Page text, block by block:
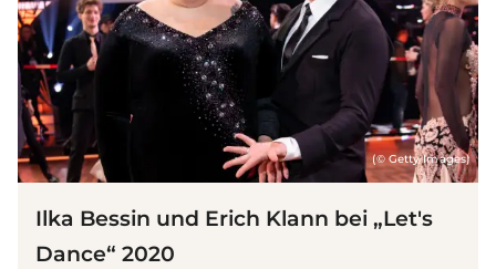
(© Getty Images)
Ilka Bessin und Erich Klann bei „Let's
Dance“ 2020